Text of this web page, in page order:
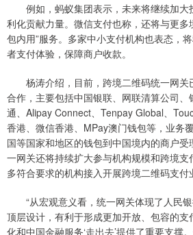
例如，蚂蚁集团表示，未来将继续加大
利化贡献力量。微信支付也称，还将与更多
包内用”服务。多家中小支付机构也表态，
者支付体验，保障商户收款。
杨涛介绍，目前，跨境二维码统一网关
合作，主要包括中国银联、网联清算公司
通、Alipay Connect、Tenpay Global、
香港、微信香港、MPay澳门钱包等，业务
国等国家和地区的钱包到中国境内的商户
一网关还将持续扩大参与机构规模和跨境
多符合要求的机构接入开展跨境二维码支付
“从宏观意义看，统一网关体现了人民银
顶层设计，有利于形成更加开放、包容的
化和中国金融服务‘走出去’提供了重要支撑